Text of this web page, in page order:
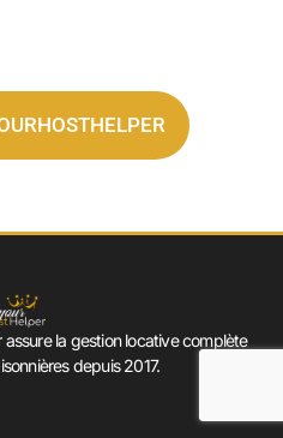
la gestion locative complète
depuis 2017.